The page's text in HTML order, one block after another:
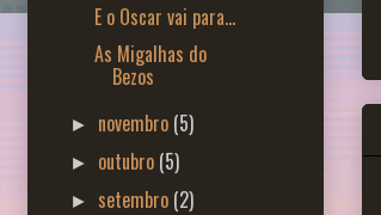
E o Oscar vai para...
As Migalhas do
Bezos
► novembro (5)
► outubro (5)
► setembro (2)